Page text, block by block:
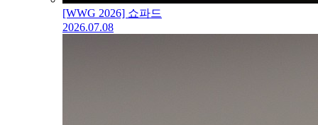
[WWG 2026] 쇼파드
2026.07.08